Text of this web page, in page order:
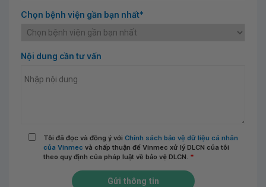
Chọn bệnh viện gần bạn nhất*
Nội dung cần tư vấn
Tôi đã đọc và đồng ý với Chính sách bảo vệ dữ liệu cá nhân
của Vinmec và chấp thuận để Vinmec xử lý DLCN của tôi
theo quy định của pháp luật về bảo vệ DLCN. *
Gửi thông tin